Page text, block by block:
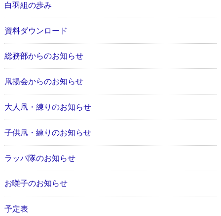
白羽組の歩み
資料ダウンロード
総務部からのお知らせ
凧揚会からのお知らせ
大人凧・練りのお知らせ
子供凧・練りのお知らせ
ラッパ隊のお知らせ
お囃子のお知らせ
予定表